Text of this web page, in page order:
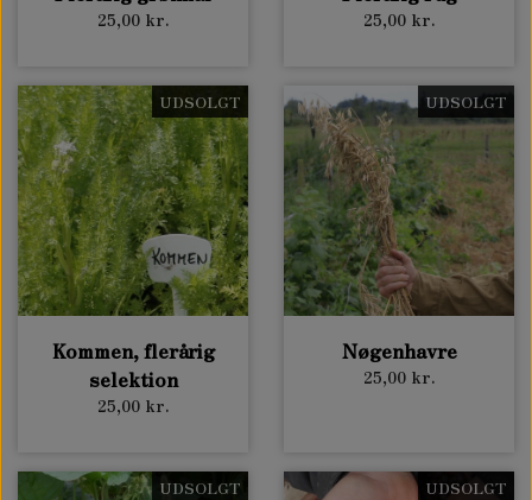
25,00 kr. 25,00 kr.
UDSOLGT
Kommen, flerårig
selektion
25,00 kr.
UDSOLGT
Nøgenhavre
25,00 kr.
UDSOLGT UDSOLGT